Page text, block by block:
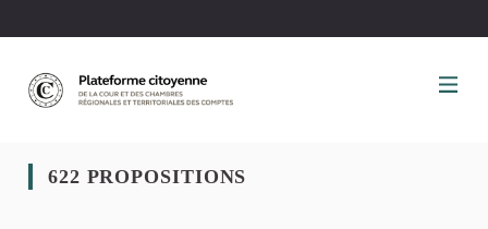
622 PROPOSITIONS